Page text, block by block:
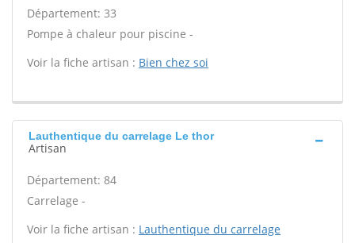
Département: 33
Pompe à chaleur pour piscine -
Voir la fiche artisan : Bien chez soi
Lauthentique du carrelage Le thor
Artisan
Département: 84
Carrelage -
Voir la fiche artisan : Lauthentique du carrelage